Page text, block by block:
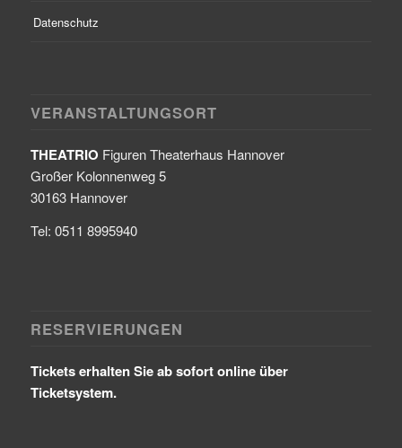
Datenschutz
VERANSTALTUNGSORT
THEATRIO Figuren Theaterhaus Hannover
Großer Kolonnenweg 5
30163 Hannover
Tel: 0511 8995940
RESERVIERUNGEN
Tickets erhalten Sie ab sofort online über
Ticketsystem.